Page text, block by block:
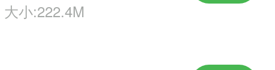
大小:222.4M